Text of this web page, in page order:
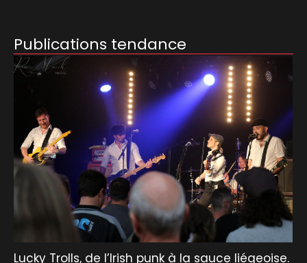
Publications tendance
Lucky Trolls, de l’Irish punk à la sauce liégeoise.